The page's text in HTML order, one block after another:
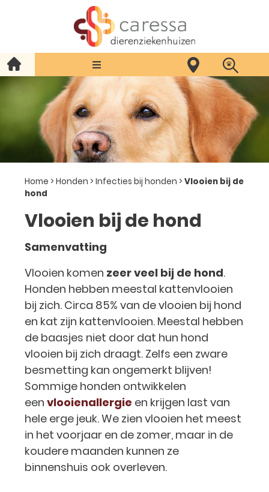
Home > Honden > Infecties bij honden > Vlooien bij de
hond
Vlooien bij de hond
Samenvatting
Vlooien komen zeer veel bij de hond.
Honden hebben meestal kattenvlooien
bij zich. Circa 85% van de vlooien bij hond
en kat zijn kattenvlooien. Meestal hebben
de baasjes niet door dat hun hond
vlooien bij zich draagt. Zelfs een zware
besmetting kan ongemerkt blijven!
Sommige honden ontwikkelen
een vlooienallergie en krijgen last van
hele erge jeuk. We zien vlooien het meest
in het voorjaar en de zomer, maar in de
koudere maanden kunnen ze
binnenshuis ook overleven.